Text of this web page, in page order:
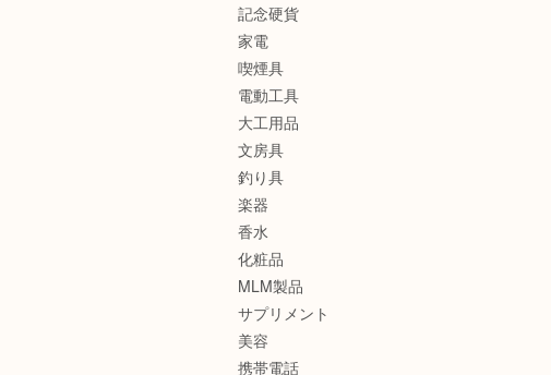
記念硬貨
家電
喫煙具
電動工具
大工用品
文房具
釣り具
楽器
香水
化粧品
MLM製品
サプリメント
美容
携帯電話